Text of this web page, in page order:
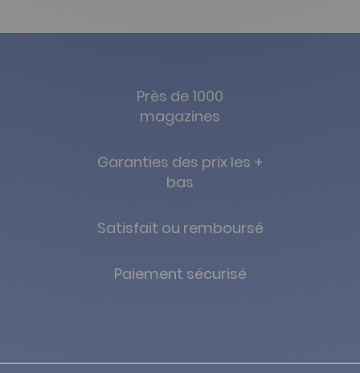
Près de 1000
magazines
Garanties des prix les +
bas
Satisfait ou remboursé
Paiement sécurisé